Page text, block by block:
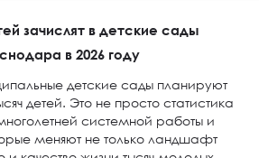
зачислят в детские сады
в 2026 году
детские сады планируют
детей. Это не просто статистика
системной работы и
меняют не только ландшафт